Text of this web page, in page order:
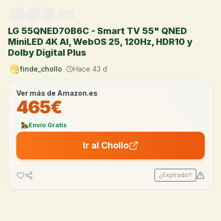
LG 55QNED70B6C - Smart TV 55" QNED
MiniLED 4K AI, WebOS 25, 120Hz, HDR10 y
Dolby Digital Plus
finde_chollo Hace 43 d
Ver más de Amazon.es
465€
Envío Gratis
Ir al Chollo
¿Expirado?